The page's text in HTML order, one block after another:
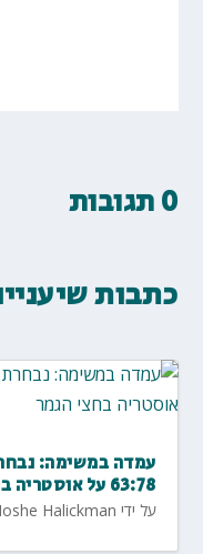
0 תגובות
כתבות
עמדה במשימה:
63:78 על אוסטריה בחצי הגמר
על ידי Halickman